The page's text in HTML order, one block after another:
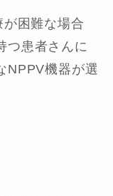
困難な場合
つ患者さんに
NPPV機器が選